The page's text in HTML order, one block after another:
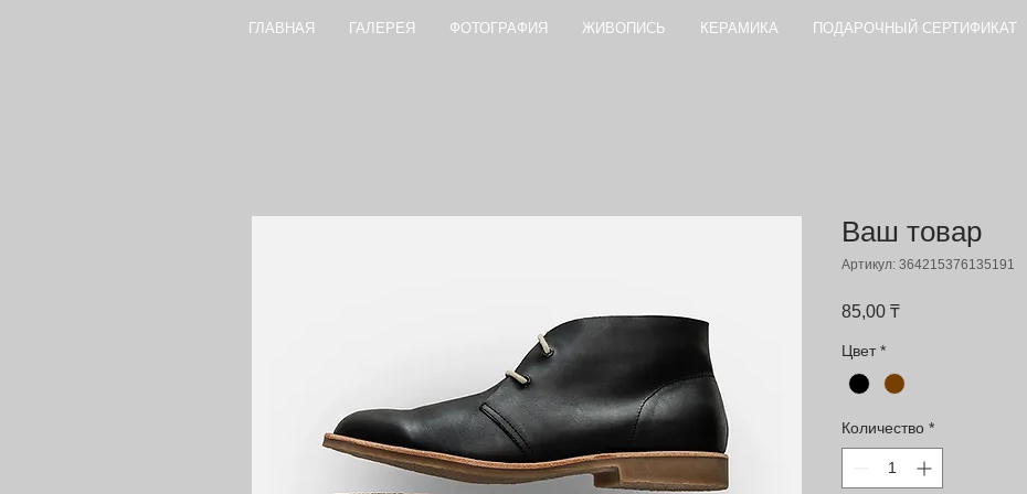
ГЛАВНАЯ ГАЛЕРЕЯ ФОТОГРАФИЯ ЖИВОПИСЬ КЕРАМИКА ПОДАРОЧНЫЙ СЕРТИФИКАТ
Ваш товар
Артикул: 364215376135191
85,00 ₸Цена
Цвет *
Количество *